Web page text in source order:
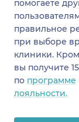
помогаете
правильное
при выборе
клиники.
вы получите
по программе
лояльности.